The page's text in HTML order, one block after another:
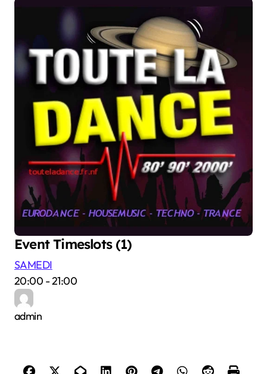
Event Timeslots (1)
SAMEDI
20:00 -21:00
admin